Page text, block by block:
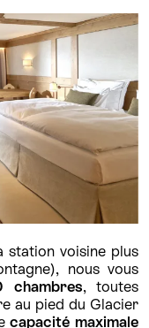
station voisine plus
nous vous
chambres, toutes
au pied du Glacier
capacité maximale